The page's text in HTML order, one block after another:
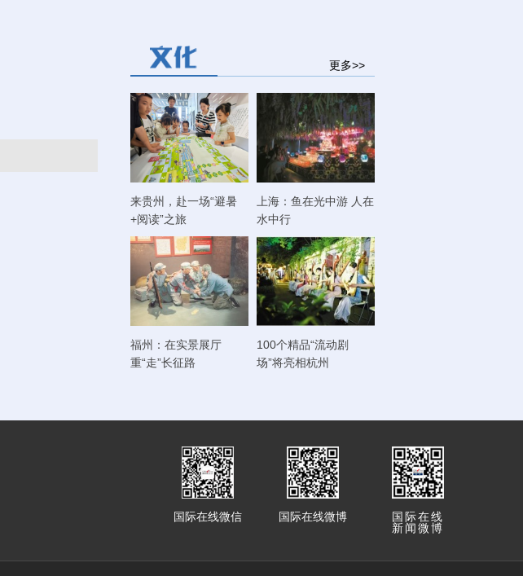
更多>>
来贵州，赴一场“避暑
+阅读”之旅
上海：鱼在光中游 人在
水中行
福州：在实景展厅
重“走”长征路
100个精品“流动剧
场”将亮相杭州
国际在线
新闻微博
国际在线微博
国际在线微信